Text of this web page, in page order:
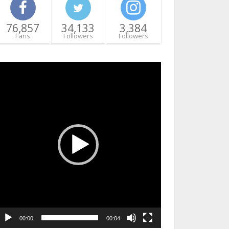
76,857
Fans
34,133
Followers
3,384
Followers
00:00 00:04